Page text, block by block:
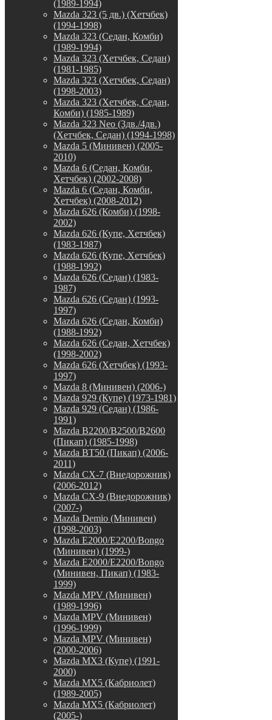
(1989-1994)
Mazda 323 (5 дв.) (Хетчбек)
(1994-1998)
Mazda 323 (Седан, Комби)
(1989-1994)
Mazda 323 (Хетчбек, Седан)
(1981-1985)
Mazda 323 (Хетчбек, Седан)
(1998-2003)
Mazda 323 (Хетчбек, Седан,
Комби) (1985-1989)
Mazda 323 Neo (3дв./4дв.)
(Хетчбек, Седан) (1994-1998)
Mazda 5 (Минивен) (2005-
2010)
Mazda 6 (Седан, Комби,
Хетчбек) (2002-2008)
Mazda 6 (Седан, Комби,
Хетчбек) (2008-2012)
Mazda 626 (Комби) (1998-
2002)
Mazda 626 (Купе, Хетчбек)
(1983-1987)
Mazda 626 (Купе, Хетчбек)
(1988-1992)
Mazda 626 (Седан) (1983-
1987)
Mazda 626 (Седан) (1993-
1997)
Mazda 626 (Седан, Комби)
(1988-1992)
Mazda 626 (Седан, Хетчбек)
(1998-2002)
Mazda 626 (Хетчбек) (1993-
1997)
Mazda 8 (Минивен) (2006-)
Mazda 929 (Купе) (1973-1981)
Mazda 929 (Седан) (1986-
1991)
Mazda B2200/B2500/B2600
(Пикап) (1985-1998)
Mazda BT50 (Пикап) (2006-
2011)
Mazda CX-7 (Внедорожник)
(2006-2012)
Mazda CX-9 (Внедорожник)
(2007-)
Mazda Demio (Минивен)
(1998-2003)
Mazda E2000/E2200/Bongo
(Минивен) (1999-)
Mazda E2000/E2200/Bongo
(Минивен, Пикап) (1983-
1999)
Mazda MPV (Минивен)
(1989-1996)
Mazda MPV (Минивен)
(1996-1999)
Mazda MPV (Минивен)
(2000-2006)
Mazda MX3 (Купе) (1991-
2000)
Mazda MX5 (Кабриолет)
(1989-2005)
Mazda MX5 (Кабриолет)
(2005-)